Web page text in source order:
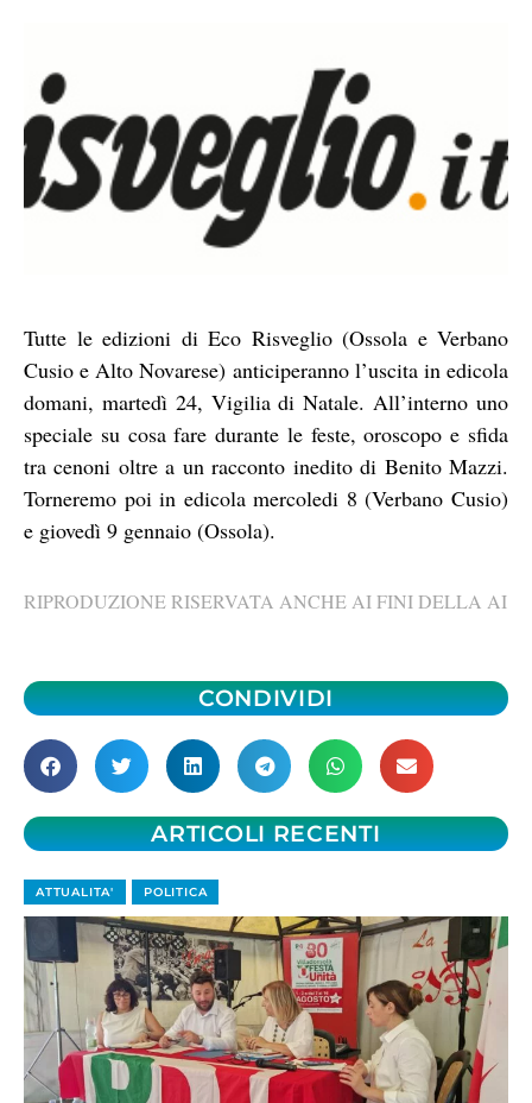
Tutte le edizioni di Eco Risveglio (Ossola e Verbano
Cusio e Alto Novarese) anticiperanno l’uscita in edicola
domani, martedì 24, Vigilia di Natale. All’interno uno
speciale su cosa fare durante le feste, oroscopo e sfida
tra cenoni oltre a un racconto inedito di Benito Mazzi.
Torneremo poi in edicola mercoledi 8 (Verbano Cusio)
e giovedì 9 gennaio (Ossola).
RIPRODUZIONE RISERVATA ANCHE AI FINI DELLA AI
CONDIVIDI
ARTICOLI RECENTI
ATTUALITA' POLITICA